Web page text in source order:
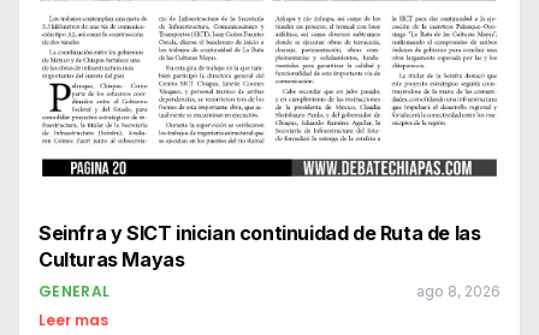
Seinfra y SICT inician continuidad de Ruta de las
Culturas Mayas
GENERAL ago 8, 2026
Leer mas